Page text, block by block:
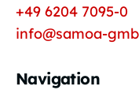
+49 6204 7095-0
info@samoa-
Navigation